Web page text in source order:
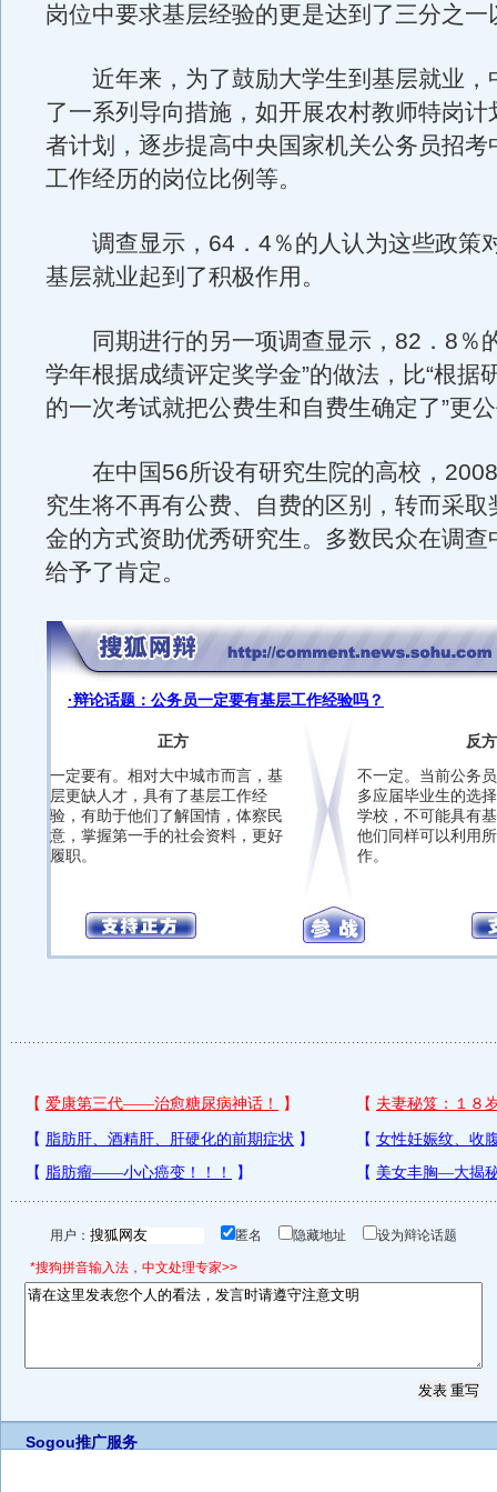
岗位中要求基层经验的更是达到了三分之一
近年来，为了鼓励大学生到基层就业，
了一系列导向措施，如开展农村教师特岗计
者计划，逐步提高中央国家机关公务员招考
工作经历的岗位比例等。
调查显示，64．4％的人认为这些政策
基层就业起到了积极作用。
同期进行的另一项调查显示，82．8％
学年根据成绩评定奖学金”的做法，比“根据
的一次考试就把公费生和自费生确定了”更
在中国56所设有研究生院的高校，
究生将不再有公费、自费的区别，转而采取
金的方式资助优秀研究生。多数民众在调查
给予了肯定。
·辩论话题：公务员一定要有基层工作经验吗？
正方
反方
一定要有。相对大中城市而言，基
层更缺人才，具有了基层工作经
验，有助于他们了解国情，体察民
意，掌握第一手的社会资料，更好
履职。
不一定。当前公务
多应届毕业生的选
学校，不可能具有
他们同样可以利用
作。
用户： 匿名 隐藏地址 设为辩论话题
*搜狗拼音输入法，中文处理专家>>
Sogou推广服务